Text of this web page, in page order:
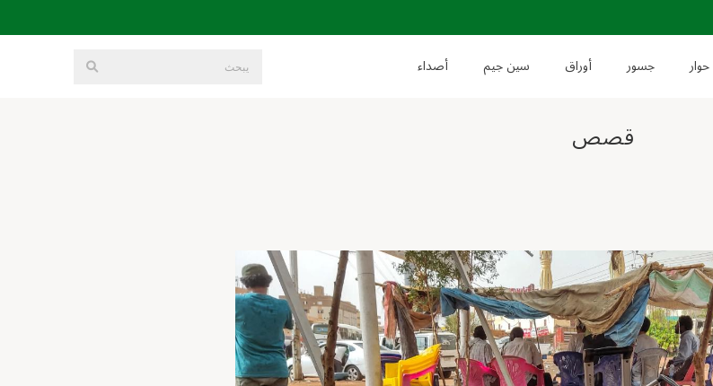
حوار جسور أوراق سين جيم أصداء
قصص